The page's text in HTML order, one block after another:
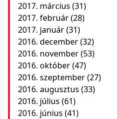
2017. március (31)
2017. február(28)
2017. január(31)
2016. december(32)
2016. november(53)
2016. október(47)
2016. szeptember(27)
2016. augusztus (33)
2016. július (61)
2016. június (41)